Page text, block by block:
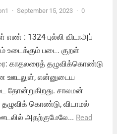
· September 15, 2023 · 0
எண் : 1324 புல்லி விடாஅப்
உடைக்கும் படை. குறள்
காதலரைத் தழுவிக்கொண்டு
ஊடலுள், என்னுடைய
சாலமன்
கொண்டு, விடாமல்
அதற்குமேலே... Read